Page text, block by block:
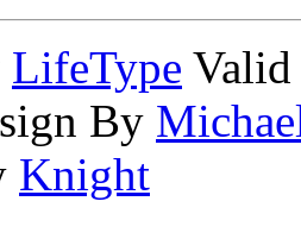
LifeType
By
Knight